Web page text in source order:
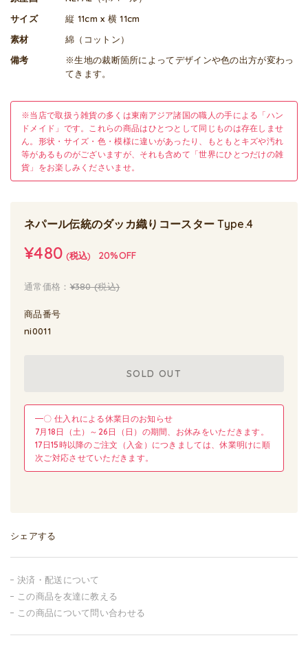
サイズ
縦 11cm x 横 11cm
素材
綿（コットン）
備考
※生地の裁断箇所によってデザインや色の出方が変わっ
てきます。
※当店で取扱う雑貨の多くは東南アジア諸国の職人の手による「ハン
ドメイド」です。これらの商品はひとつとして同じものは存在しませ
ん。形状・サイズ・色・模様に違いがあったり、もともとキズや汚れ
等があるものがございますが、それも含めて「世界にひとつだけの雑
貨」をお楽しみくださいませ。
ネパール伝統のダッカ織りコースター Type.4
¥480 (税込) 20%OFF
通常価格：¥380(税込)
商品番号
ni0011
SOLD OUT
━〇 仕入れによる休業日のお知らせ
7月18日（土）～26日（日）の期間、お休みをいただきます。
17日15時以降のご注文（入金）につきましては、休業明けに順
次ご対応させていただきます。
シェアする
決済・配送について
この商品を友達に教える
この商品について問い合わせる